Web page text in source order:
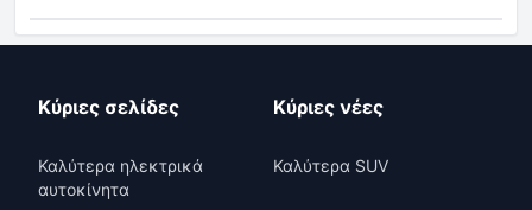
Κύριες σελίδες
Καλύτερα ηλεκτρικά
αυτοκίνητα
Κύριες νέες
Καλύτερα SUV